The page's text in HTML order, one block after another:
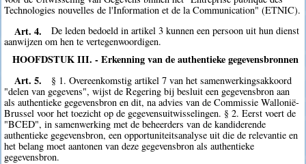
Technologies nouvelles de l'Information et de la Communication" (ETNIC).
Art. 4.
De leden bedoeld in artikel 3 kunnen een persoon uit hun dienst
aanwijzen om hen te vertegenwoordigen.
HOOFDSTUK III. - Erkenning van de authentieke gegevensbronnen
Art. 5.
§ 1. Overeenkomstig artikel 7 van het samenwerkingsakkoord
"delen van gegevens", wijst de Regering bij besluit een gegevensbron aan
als authentieke gegevensbron en dit, na advies van de Commissie Wallonië-
Brussel voor het toezicht op de gegevensuitwisselingen. § 2. Eerst voert de
"BCED", in samenwerking met de beheerders van de kandiderende
authentieke gegevensbron, een opportuniteitsanalyse uit die de relevantie en
het belang moet aantonen van deze gegevensbron als authentieke
gegevensbron.